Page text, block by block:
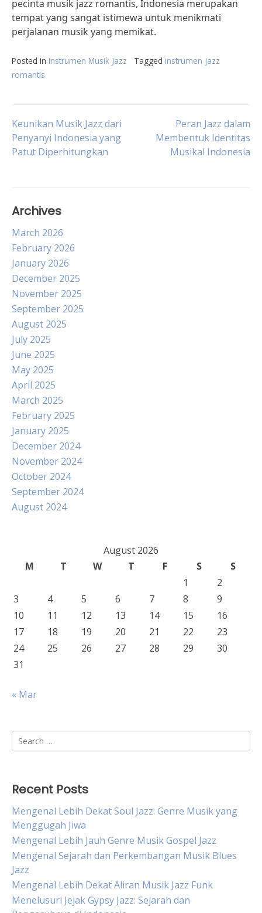
pecinta musik jazz romantis, Indonesia merupakan
tempat yang sangat istimewa untuk menikmati
perjalanan musik yang memikat.
Posted in Instrumen Musik Jazz Tagged instrumen jazz
romantis
Post
navigation
Keunikan Musik Jazz dari
Penyanyi Indonesia yang
Patut Diperhitungkan
Peran Jazz dalam
Membentuk Identitas
Musikal Indonesia
Archives
March 2026
February 2026
January 2026
December 2025
November 2025
September 2025
August 2025
July 2025
June 2025
May 2025
April 2025
March 2025
February 2025
January 2025
December 2024
November 2024
October 2024
September 2024
August 2024
August 2026
M
T W T F S
S
1
2
3
4 5 6 7 8
9
10
11 12 13 14 15
16
17
18 19 20 21 22
23
24
25 26 27 28 29
30
31
« Mar
Search
for:
Recent Posts
Mengenal Lebih Dekat Soul Jazz: Genre Musik yang
Menggugah Jiwa
Mengenal Lebih Jauh Genre Musik Gospel Jazz
Mengenal Sejarah dan Perkembangan Musik Blues
Jazz
Mengenal Lebih Dekat Aliran Musik Jazz Funk
Menelusuri Jejak Gypsy Jazz: Sejarah dan